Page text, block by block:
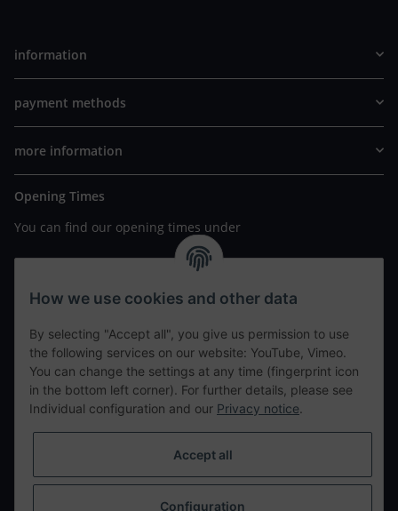
information
payment methods
more information
Opening Times
You can find our opening times under
https://www.wannavapor.de/Filialen
your personal site
contact details
tweet
teilen
How we use cookies and other data
By selecting "Accept all", you give us permission to use
the following services on our website: YouTube, Vimeo.
You can change the settings at any time (fingerprint icon
in the bottom left corner). For further details, please see
Individual configuration and our Privacy notice.
Accept all
Configuration